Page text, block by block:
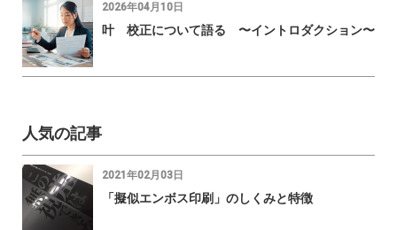
2026年04月10日
叶 校正について語る 〜イントロダクション〜
人気の記事
2021年02月03日
「擬似エンボス印刷」のしくみと特徴